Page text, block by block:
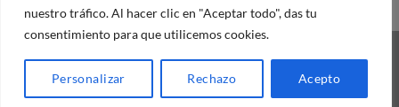
nuestro tráfico. Al hacer clic en "Aceptar todo", das tu
consentimiento para que utilicemos cookies.
Personalizar Rechazo Acepto
Visa PayPal Stripe MasterCard
Copyright 2026 ©Mando Garaje Universal Tienda Online España.